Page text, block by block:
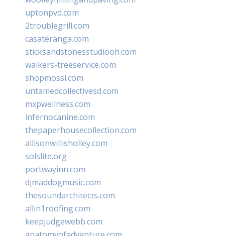
uptonpvd.com
2troublegrill.com
casateranga.com
sticksandstonesstudiooh.com
walkers-treeservice.com
shopmossi.com
untamedcollectivesd.com
mxpwellness.com
infernocanine.com
thepaperhousecollection.com
allisonwillisholley.com
solslite.org
portwayinn.com
djmaddogmusic.com
thesoundarchitects.com
allin1roofing.com
keepjudgewebb.com